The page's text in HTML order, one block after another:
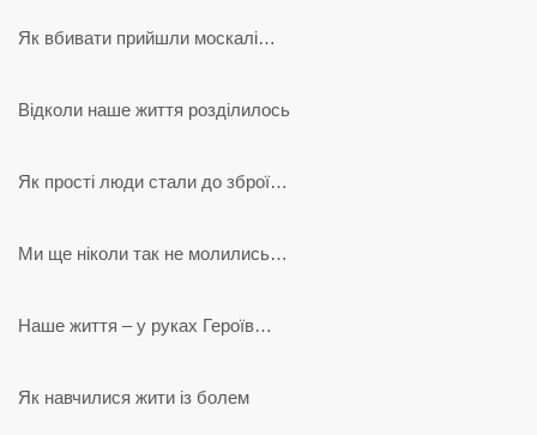
Як вбивати прийшли москалі…
Відколи наше життя розділилось
Як прості люди стали до зброї…
Ми ще ніколи так не молились…
Наше життя – у руках Героїв…
Як навчилися жити із болем